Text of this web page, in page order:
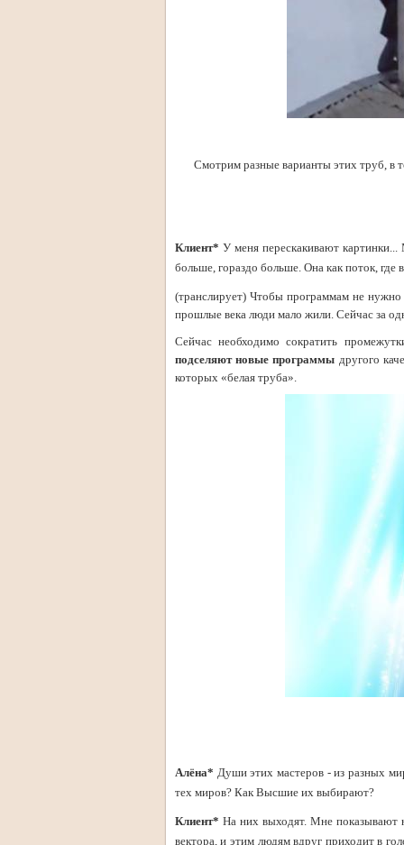
Смотрим разные варианты этих труб, в
Клиент* У меня перескакивают
больше, гораздо больше. Она как поток, где
(транслирует) Чтобы программам не
прошлые века люди мало жили. Сейчас за
Сейчас необходимо сократить
подселяют новые программы другого
которых «белая труба».
Алёна* Души этих мастеров - из разных
тех миров? Как Высшие их выбирают?
Клиент* На них выходят. Мне показывают
вектора, и этим людям вдруг приходит в